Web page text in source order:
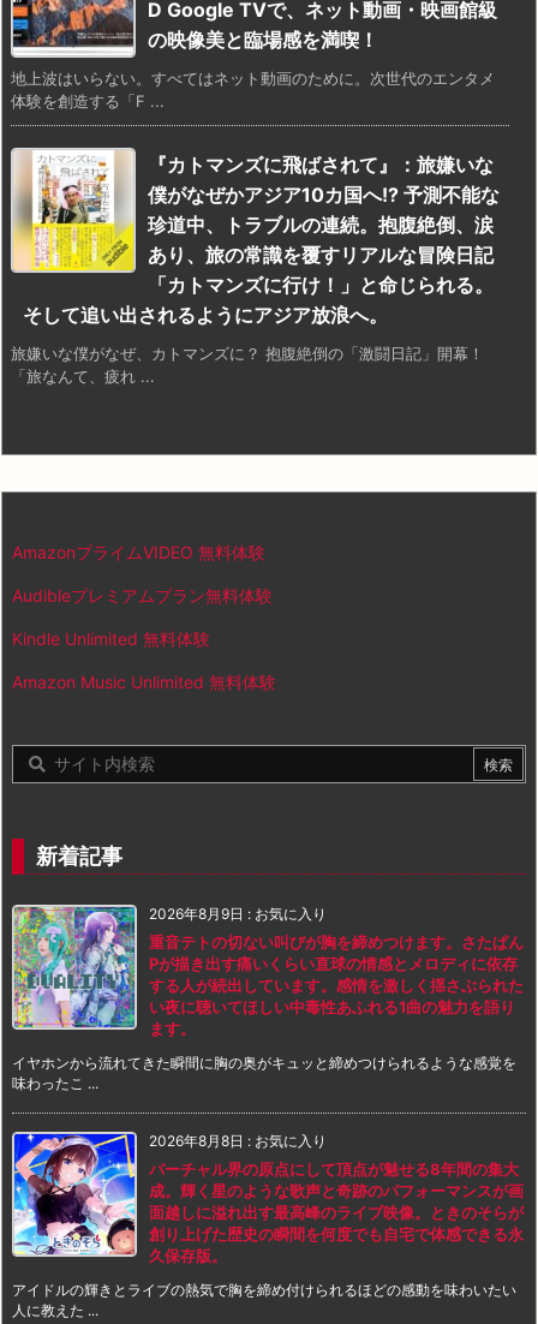
D Google TVで、ネット動画・映画館級
の映像美と臨場感を満喫！
地上波はいらない。すべてはネット動画のために。次世代のエンタメ
体験を創造する「F ...
『カトマンズに飛ばされて』：旅嫌いな
僕がなぜかアジア10カ国へ!? 予測不能な
珍道中、トラブルの連続。抱腹絶倒、涙
あり、旅の常識を覆すリアルな冒険日記
「カトマンズに行け！」と命じられる。
そして追い出されるようにアジア放浪へ。
旅嫌いな僕がなぜ、カトマンズに？ 抱腹絶倒の「激闘日記」開幕！
「旅なんて、疲れ ...
AmazonプライムVIDEO 無料体験
Audibleプレミアムプラン無料体験
Kindle Unlimited 無料体験
Amazon Music Unlimited 無料体験
新着記事
2026年8月9日 : お気に入り
重音テトの切ない叫びが胸を締めつけます。さたぱん
Pが描き出す痛いくらい直球の情感とメロディに依存
する人が続出しています。感情を激しく揺さぶられた
い夜に聴いてほしい中毒性あふれる1曲の魅力を語り
ます。
イヤホンから流れてきた瞬間に胸の奥がキュッと締めつけられるような感覚を
味わったこ ...
2026年8月8日 : お気に入り
バーチャル界の原点にして頂点が魅せる8年間の集大
成。輝く星のような歌声と奇跡のパフォーマンスが画
面越しに溢れ出す最高峰のライブ映像。ときのそらが
創り上げた歴史の瞬間を何度でも自宅で体感できる永
久保存版。
アイドルの輝きとライブの熱気で胸を締め付けられるほどの感動を味わいたい
人に教えた ...